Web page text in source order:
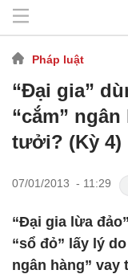
Pháp luật
“Đại gia”
“cắm”
tưởi? (Kỳ 4)
07/01/2013 - 11:29
“Đại gia lừa
“sổ đỏ” lấy lý
ngân hàng” vay